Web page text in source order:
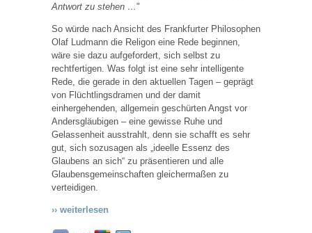
Antwort zu stehen …"
So würde nach Ansicht des Frankfurter Philosophen
Olaf Ludmann die Religon eine Rede beginnen,
wäre sie dazu aufgefordert, sich selbst zu
rechtfertigen. Was folgt ist eine sehr intelligente
Rede, die gerade in den aktuellen Tagen – geprägt
von Flüchtlingsdramen und der damit
einhergehenden, allgemein geschürten Angst vor
Andersgläubigen – eine gewisse Ruhe und
Gelassenheit ausstrahlt, denn sie schafft es sehr
gut, sich sozusagen als „ideelle Essenz des
Glaubens an sich“ zu präsentieren und alle
Glaubensgemeinschaften gleichermaßen zu
verteidigen.
›› weiterlesen